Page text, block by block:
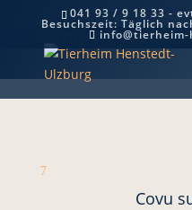
041 93 / 9 18 33 -
Besuchszeit: Täglich
Covu sucht Paten
7
Covu